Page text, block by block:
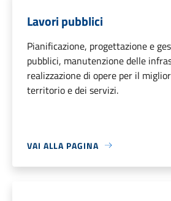
Lavori pubblici
Pianificazione, progettazione e
pubblici, manutenzione delle
realizzazione di opere per il
territorio e dei servizi.
VAI ALLA PAGINA